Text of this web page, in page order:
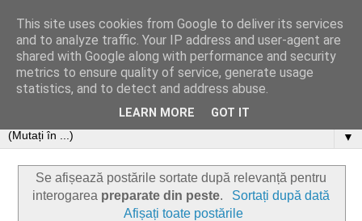
▼
Se afișează postările sortate după relevanță pentru
interogarea preparate din peste.
Sortați după dată
Afișați toate postările
This site uses cookies from Google to deliver its services
and to analyze traffic. Your IP address and user-agent are
shared with Google along with performance and security
metrics to ensure quality of service, generate usage
statistics, and to detect and address abuse.
LEARN MORE GOT IT